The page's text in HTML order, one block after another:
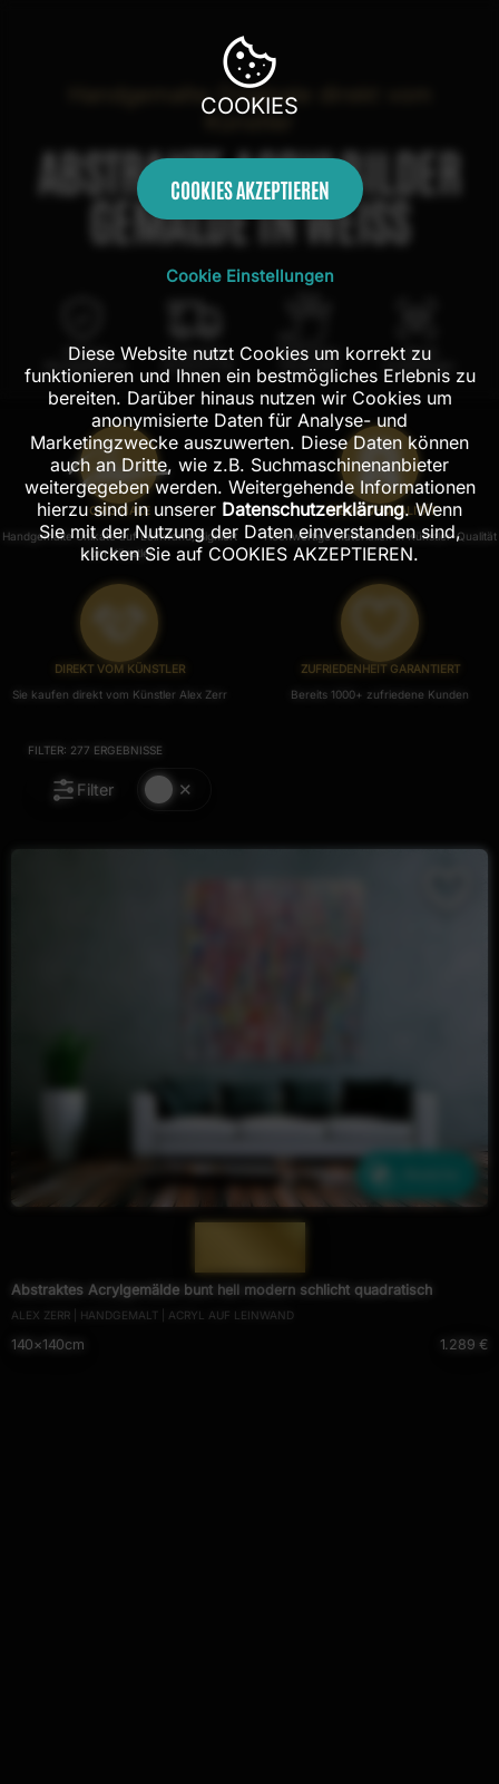
Handgemalte Originale direkt vom
Künstler
ABSTRAKTE ACRYLBILDER
GEMÄLDE IN WEISS
100 Tage
Rückgaberecht
Kostenloser
Versand in DE
100% echte
Handarbeit
Mit AR
Probehängen
ORIGINALE
Handgemalte Unikate auf Leinwand, Signiert
vom Künstler.
PREMIUM-QUALITÄT
Hochwertige Materialien in Künstler-Qualität
DIREKT VOM KÜNSTLER
Sie kaufen direkt vom Künstler Alex Zerr
ZUFRIEDENHEIT GARANTIERT
Bereits 1000+ zufriedene Kunden
FILTER: 277 ERGEBNISSE
Filter
Abstraktes Acrylgemälde bunt hell modern schlicht quadratisch
ALEX ZERR | HANDGEMALT | ACRYL AUF LEINWAND
140×140cm 1.289 €
COOKIES
COOKIES AKZEPTIEREN
Cookie Einstellungen
Diese Website nutzt Cookies um korrekt zu
funktionieren und Ihnen ein bestmögliches Erlebnis zu
bereiten. Darüber hinaus nutzen wir Cookies um
anonymisierte Daten für Analyse- und
Marketingzwecke auszuwerten. Diese Daten können
auch an Dritte, wie z.B. Suchmaschinenanbieter
weitergegeben werden. Weitergehende Informationen
hierzu sind in unserer Datenschutzerklärung. Wenn
Sie mit der Nutzung der Daten einverstanden sind,
klicken Sie auf COOKIES AKZEPTIEREN.